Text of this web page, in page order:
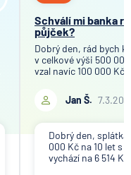
Schválí mi banka
půjček?
Dobrý den, rád bych
v celkové výši 500
vzal navíc 100 000 Kč
Jan Š.
Dobrý den,
000 Kč na 10 let s
vychází na 6 514